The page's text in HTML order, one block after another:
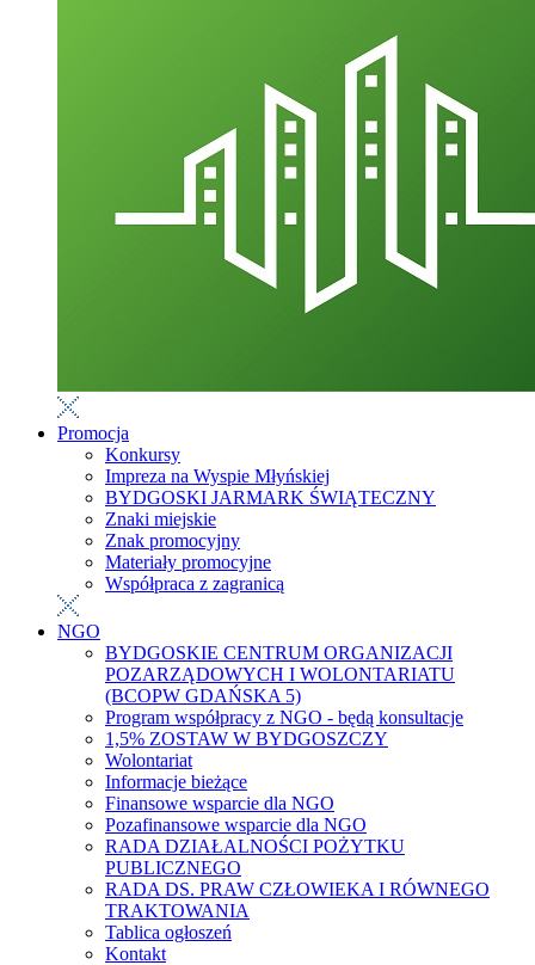
Promocja
Konkursy
Impreza na Wyspie Młyńskiej
BYDGOSKI JARMARK ŚWIĄTECZNY
Znaki miejskie
Znak promocyjny
Materiały promocyjne
Współpraca z zagranicą
NGO
BYDGOSKIE CENTRUM ORGANIZACJI
POZARZĄDOWYCH I WOLONTARIATU
(BCOPW GDAŃSKA 5)
Program współpracy z NGO - będą konsultacje
1,5% ZOSTAW W BYDGOSZCZY
Wolontariat
Informacje bieżące
Finansowe wsparcie dla NGO
Pozafinansowe wsparcie dla NGO
RADA DZIAŁALNOŚCI POŻYTKU
PUBLICZNEGO
RADA DS. PRAW CZŁOWIEKA I RÓWNEGO
TRAKTOWANIA
Tablica ogłoszeń
Kontakt